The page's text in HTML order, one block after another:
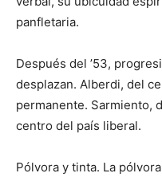
panfletaria.
Después del ’53,
desplazan. Alberdi, del
permanente. Sarmiento,
centro del país liberal.
Pólvora y tinta. La